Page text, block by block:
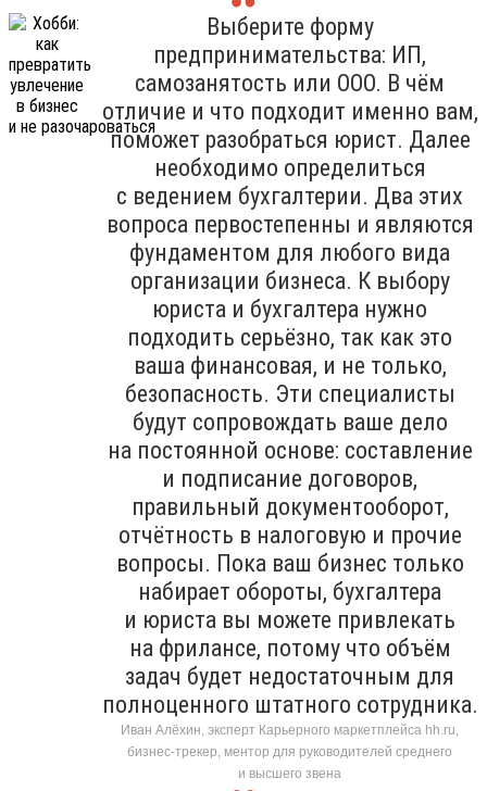
Выберите форму
предпринимательства: ИП,
самозанятость или ООО. В чём
отличие и что подходит именно вам,
поможет разобраться юрист. Далее
необходимо определиться
с ведением бухгалтерии. Два этих
вопроса первостепенны и являются
фундаментом для любого вида
организации бизнеса. К выбору
юриста и бухгалтера нужно
подходить серьёзно, так как это
ваша финансовая, и не только,
безопасность. Эти специалисты
будут сопровождать ваше дело
на постоянной основе: составление
и подписание договоров,
правильный документооборот,
отчётность в налоговую и прочие
вопросы. Пока ваш бизнес только
набирает обороты, бухгалтера
и юриста вы можете привлекать
на фрилансе, потому что объём
задач будет недостаточным для
полноценного штатного сотрудника.
Иван Алёхин, эксперт Карьерного маркетплейса hh.ru,
бизнес-трекер, ментор для руководителей среднего
и высшего звена